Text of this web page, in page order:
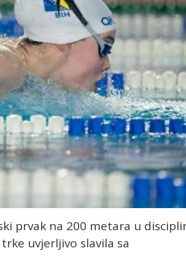
prvak na 200 metara u
uvjerljivo slavila sa